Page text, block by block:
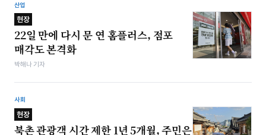
산업
현장
22일 만에 다시 문 연 홈플러스, 점포
매각도 본격화
박해나 기자
사회
현장
북촌 관광객 시간 제한 1년 5개월, 주민은